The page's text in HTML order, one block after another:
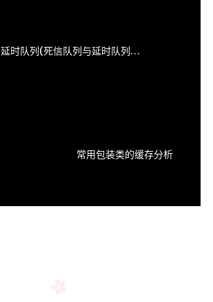
RabbitMQ的延时队列(死信队列与延时队列插件)
常用包装类的缓存分析